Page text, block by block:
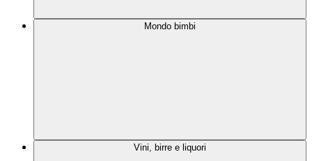
Mondo bimbi
Vini, birre e liquori